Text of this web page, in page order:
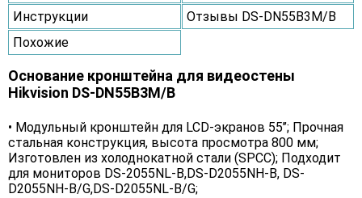
Инструкции
Отзывы DS-DN55B3M/B
Похожие
Основание кронштейна для видеостены
Hikvision DS-DN55B3M/B
• Модульный кронштейн для LCD-экранов 55’’; Прочная
стальная конструкция, высота просмотра 800 мм;
Изготовлен из холоднокатной стали (SPCC); Подходит
для мониторов DS-2055NL-B,DS-D2055NH-B, DS-
D2055NH-B/G,DS-D2055NL-B/G;